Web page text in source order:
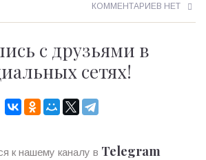
КОММЕНТАРИЕВ НЕТ
с друзьями в
сетях!
к нашему каналу в Telegram